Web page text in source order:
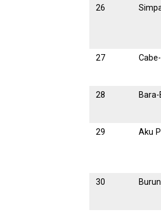
26
27
28
29 Aku
30